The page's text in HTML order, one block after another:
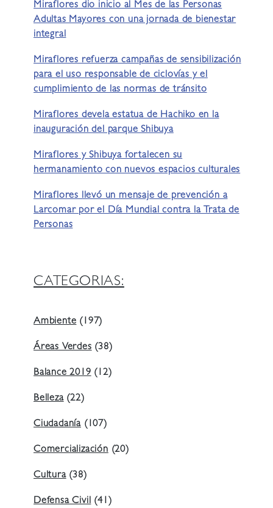
Miraflores dio inicio al Mes de las Personas
Adultas Mayores con una jornada de bienestar
integral
Miraflores refuerza campañas de sensibilización
para el uso responsable de ciclovías y el
cumplimiento de las normas de tránsito
Miraflores devela estatua de Hachiko en la
inauguración del parque Shibuya
Miraflores y Shibuya fortalecen su
hermanamiento con nuevos espacios culturales
Miraflores llevó un mensaje de prevención a
Larcomar por el Día Mundial contra la Trata de
Personas
CATEGORIAS:
Ambiente(197)
Áreas Verdes(38)
Balance 2019(12)
Belleza(22)
Ciudadanía (107)
Comercialización(20)
Cultura(38)
Defensa Civil(41)